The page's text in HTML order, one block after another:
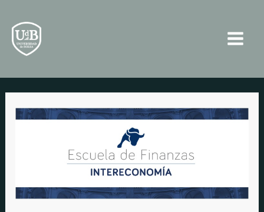
contenido
de
entradas